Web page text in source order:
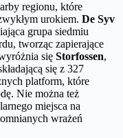
regionu, które
urokiem. De Syv
grupa siedmiu
tworząc zapierające
się Storfossen,
się z 327
platform, które
Nie można też
miejsca na
wrażeń